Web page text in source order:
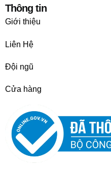
Thông tin
Giới thiệu
Liên Hệ
Đội ngũ
Cửa hàng